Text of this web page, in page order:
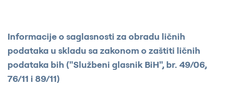
Informacije o saglasnosti za obradu ličnih
podataka u skladu sa zakonom o zaštiti ličnih
podataka bih ("Službeni glasnik BiH", br. 49/06,
76/11 i 89/11)